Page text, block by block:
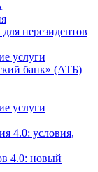
нерезидентов
услуги
банк» (АТБ)
услуги
4.0: условия,
4.0: новый